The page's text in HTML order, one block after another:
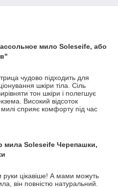
мило Soleseife, або
чудово підходить для
шкіри тіла. Сіль
тон шкіри і полегшує
Високий відсоток
сприяє комфорту під час
мила Soleseife Черепашки,
руки цікавіше! А мами можуть
він повністю натуральний.